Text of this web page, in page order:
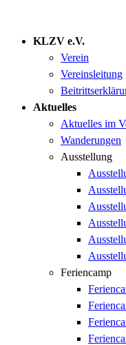
KLZV e.V.
Verein
Vereinsleitung
Aktuelles
Aktuelles im
Wanderungen
Ausstellung
Feriencamp